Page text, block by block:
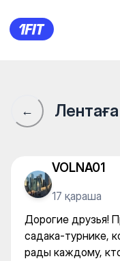
Дорогие
←
VOLNA01
17 қараша
Дорогие друзья!
садака-турнике,
рады каждому,